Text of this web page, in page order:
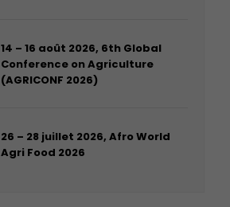
14 – 16 août 2026, 6th Global
Conference on Agriculture
(AGRICONF 2026)
26 – 28 juillet 2026, Afro World
Agri Food 2026